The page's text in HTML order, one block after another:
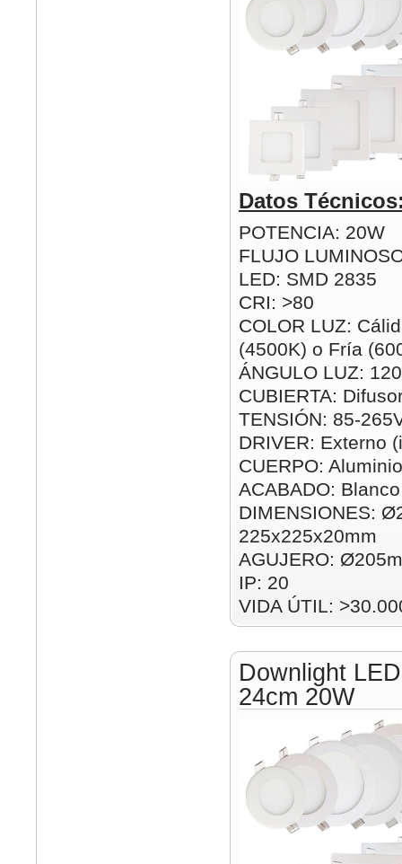
Datos
POTENCIA: 20W
FLUJO
LED: SMD 2835
CRI: >80
COLOR LUZ:
(4500K) o Fría
ÁNGULO LUZ:
CUBIERTA:
TENSIÓN: 85-
DRIVER: Externo
CUERPO: Aluminio
ACABADO: Blanco
DIMENSIONES:
225x225x20mm
AGUJERO:
IP: 20
VIDA ÚTIL:
Downlight
24cm 20W